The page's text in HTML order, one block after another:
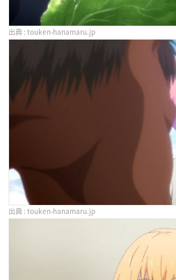
touken-hanamaru.jp
touken-hanamaru.jp